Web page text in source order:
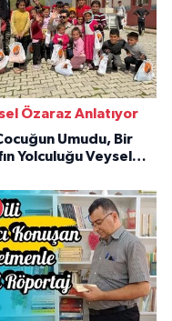
Özaraz Anlatıyor
Umudu, Bir
Yolculuğu Veysel